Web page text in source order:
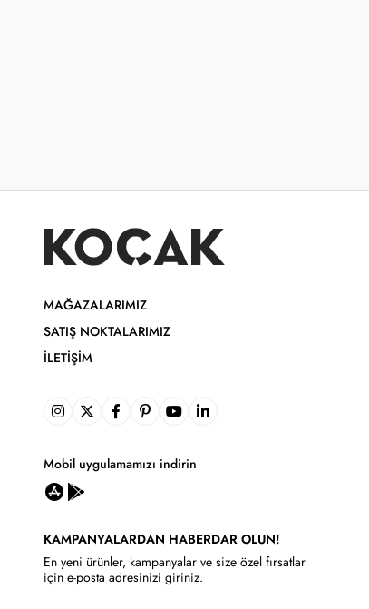
MAĞAZALARIMIZ
SATIŞ NOKTALARIMIZ
İLETIŞIM
Mobil uygulamamızı indirin
KAMPANYALARDAN HABERDAR OLUN!
En yeni ürünler, kampanyalar ve size özel fırsatlar
için e-posta adresinizi giriniz.